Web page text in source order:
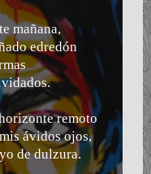
mañana,
edredón
remoto
ávidos ojos,
de dulzura.